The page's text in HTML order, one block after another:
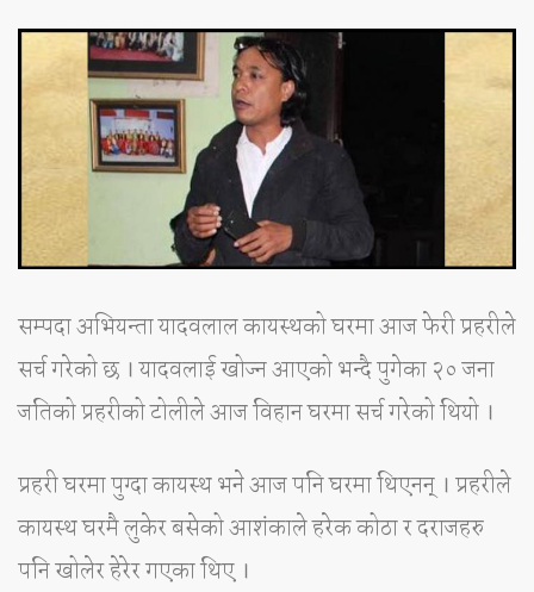
सम्पदा अभियन्ता यादवलाल कायस्थको घरमा आज फेरी प्रहरीले
सर्च गरेको छ । यादवलाई खोज्न आएको भन्दै पुगेका २० जना
जतिको प्रहरीको टोलीले आज विहान घरमा सर्च गरेको थियो ।
प्रहरी घरमा पुग्दा कायस्थ भने आज पनि घरमा थिएनन् । प्रहरीले
कायस्थ घरमै लुकेर बसेको आशंकाले हरेक कोठा र दराजहरु
पनि खोलेर हेरेर गएका थिए ।